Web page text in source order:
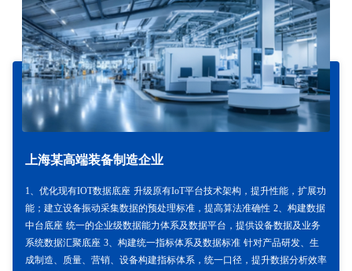
上海某高端装备制造企业
1、优化现有IOT数据底座 升级原有IoT平台技术架构，提升性能，扩展功
能；建立设备振动采集数据的预处理标准，提高算法准确性 2、构建数据
中台底座 统一的企业级数据能力体系及数据平台，提供设备数据及业务
系统数据汇聚底座 3、构建统一指标体系及数据标准 针对产品研发、生
成制造、质量、营销、设备构建指标体系，统一口径，提升数据分析效率